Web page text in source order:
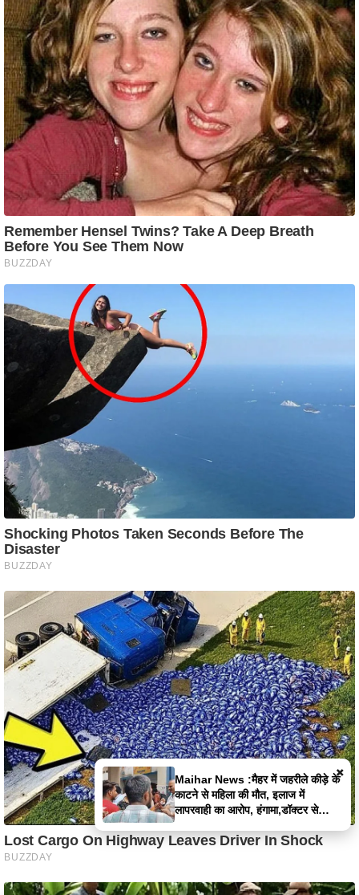
×
Maihar News :मैहर में जहरीले कीड़े के
काटने से महिला की मौत, इलाज में
लापरवाही का आरोप, हंगामा,डॉक्टर से